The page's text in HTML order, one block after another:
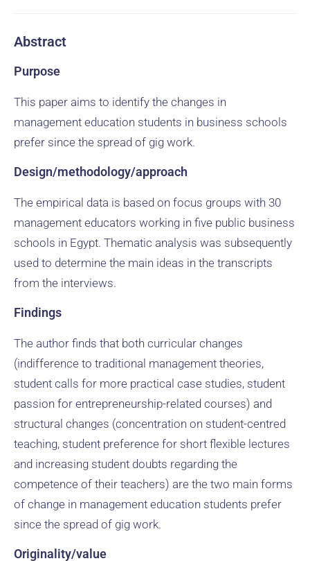
Abstract
Purpose
This paper aims to identify the changes in
management education students in business schools
prefer since the spread of gig work.
Design/methodology/approach
The empirical data is based on focus groups with 30
management educators working in five public business
schools in Egypt. Thematic analysis was subsequently
used to determine the main ideas in the transcripts
from the interviews.
Findings
The author finds that both curricular changes
(indifference to traditional management theories,
student calls for more practical case studies, student
passion for entrepreneurship-related courses) and
structural changes (concentration on student-centred
teaching, student preference for short flexible lectures
and increasing student doubts regarding the
competence of their teachers) are the two main forms
of change in management education students prefer
since the spread of gig work.
Originality/value